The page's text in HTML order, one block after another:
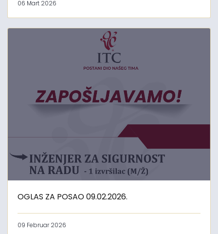
06 Mart 2026
OGLAS ZA POSAO 09.02.2026.
09 Februar 2026